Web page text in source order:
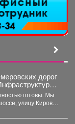
дорог
готовы. Мы
улицу Кирова